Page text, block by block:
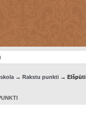
→ Rakstu punkti→